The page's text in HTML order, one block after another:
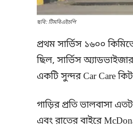
ছবি: টিমবিএইচপি
প্রথম সার্ভিস ১৬০০
ছিল, সার্ভিস
একটি সুন্দর Car Care
গাড়ির প্রতি ভালবাসা
এবং রাতের বাইরে